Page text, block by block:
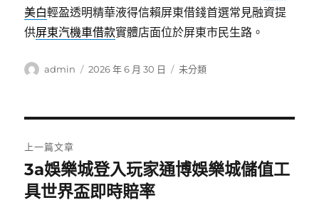
美白輕盈透明精華液得信賴屏東借錢首選常見融資提
供屏東汽機車借款實體店面位於屏東市民生路。
作
admin
發
2026 年 6 月 30 日
分
未分類
章
導
上一篇文章
上
一
3a娛樂城登入玩家通博娛樂城儲值工
具世界盃即時賠率